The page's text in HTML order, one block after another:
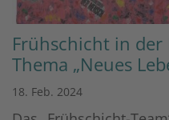
Frühschicht in der
Thema „Neues
18. Feb. 2024